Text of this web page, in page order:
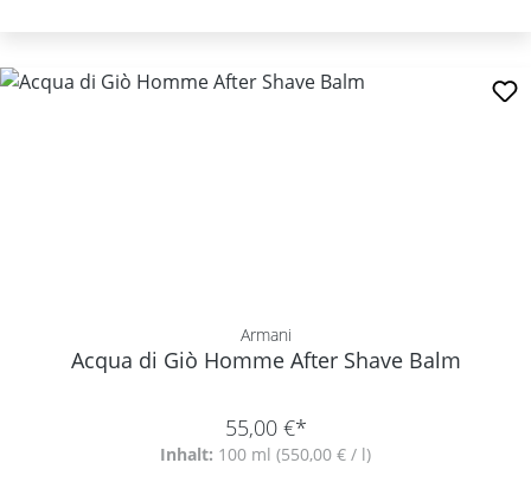
Armani
Acqua di Giò Homme After Shave Balm
55,00 €*
Inhalt: 100 ml (550,00 € / l)